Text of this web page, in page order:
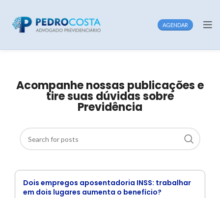
AGENDAR
Acompanhe nossas publicações e
tire suas dúvidas sobre
Previdência
Dois empregos aposentadoria INSS: trabalhar
em dois lugares aumenta o benefício?